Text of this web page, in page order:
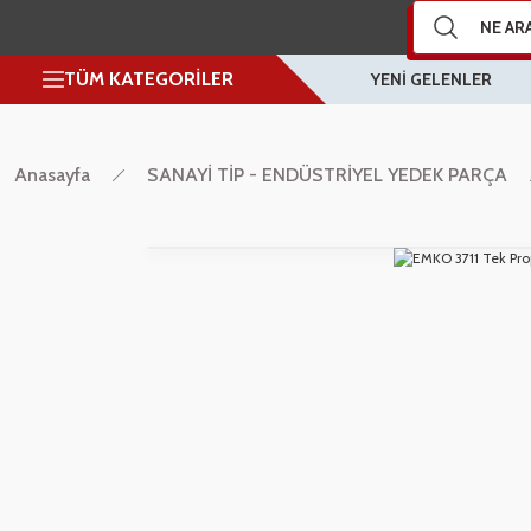
TÜM KATEGORİLER YENİ GELENLER
Anasayfa SANAYİ TİP - ENDÜSTRİYEL YEDEK PARÇA